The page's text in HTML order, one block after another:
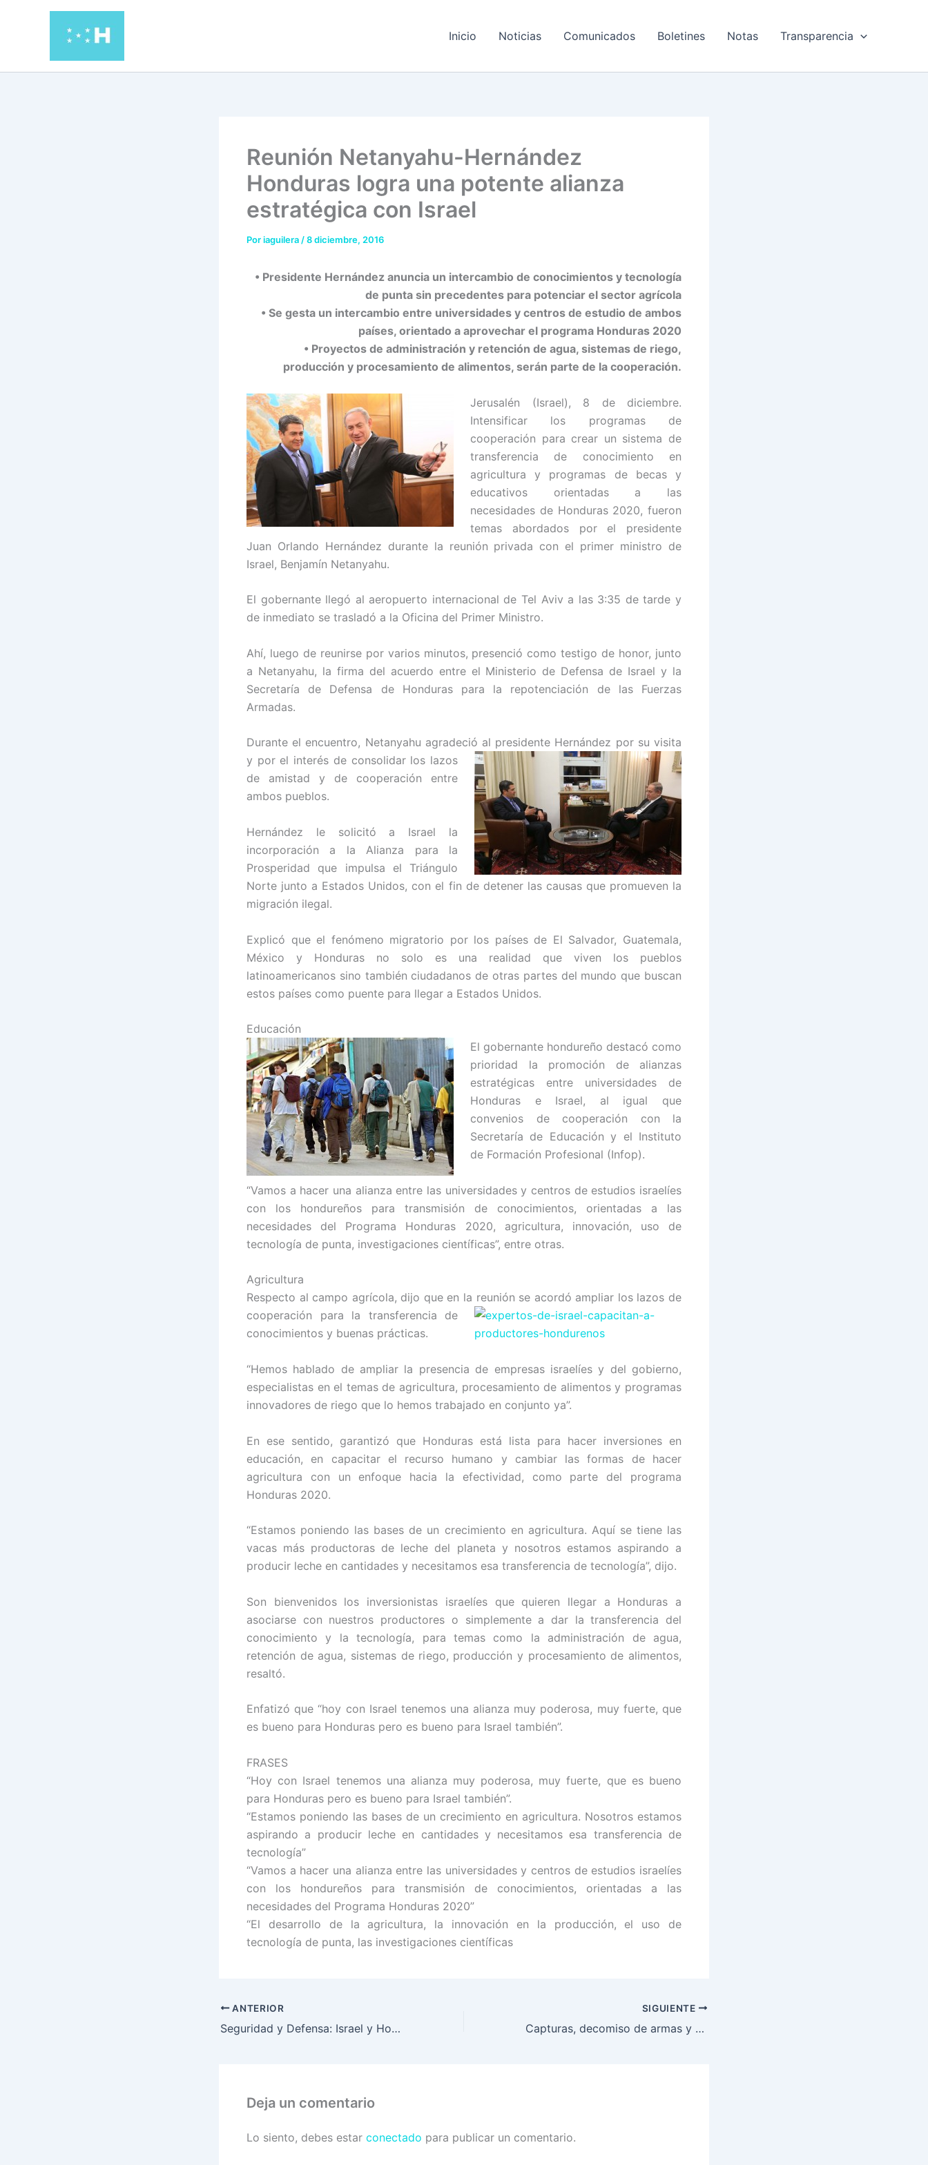
Inicio Noticias Comunicados Boletines Notas Transparencia
Reunión Netanyahu-Hernández
Honduras logra una potente alianza
estratégica con Israel
Poriaguilera /8 diciembre, 2016
• Presidente Hernández anuncia un intercambio de conocimientos y tecnología
de punta sin precedentes para potenciar el sector agrícola
• Se gesta un intercambio entre universidades y centros de estudio de ambos
países, orientado a aprovechar el programa Honduras 2020
• Proyectos de administración y retención de agua, sistemas de riego,
producción y procesamiento de alimentos, serán parte de la cooperación.
Jerusalén (Israel), 8 de diciembre.
Intensificar los programas de
cooperación para crear un sistema de
transferencia de conocimiento en
agricultura y programas de becas y
educativos orientadas a las
necesidades de Honduras 2020, fueron
temas abordados por el presidente
Juan Orlando Hernández durante la reunión privada con el primer ministro de
Israel, Benjamín Netanyahu.
El gobernante llegó al aeropuerto internacional de Tel Aviv a las 3:35 de tarde y
de inmediato se trasladó a la Oficina del Primer Ministro.
Ahí, luego de reunirse por varios minutos, presenció como testigo de honor, junto
a Netanyahu, la firma del acuerdo entre el Ministerio de Defensa de Israel y la
Secretaría de Defensa de Honduras para la repotenciación de las Fuerzas
Armadas.
Durante el encuentro, Netanyahu agradeció al presidente Hernández por su visita
y por el interés de consolidar los lazos
de amistad y de cooperación entre
ambos pueblos.
Hernández le solicitó a Israel la
incorporación a la Alianza para la
Prosperidad que impulsa el Triángulo
Norte junto a Estados Unidos, con el fin de detener las causas que promueven la
migración ilegal.
Explicó que el fenómeno migratorio por los países de El Salvador, Guatemala,
México y Honduras no solo es una realidad que viven los pueblos
latinoamericanos sino también ciudadanos de otras partes del mundo que buscan
estos países como puente para llegar a Estados Unidos.
Educación
El gobernante hondureño destacó como
prioridad la promoción de alianzas
estratégicas entre universidades de
Honduras e Israel, al igual que
convenios de cooperación con la
Secretaría de Educación y el Instituto
de Formación Profesional (Infop).
“Vamos a hacer una alianza entre las universidades y centros de estudios israelíes
con los hondureños para transmisión de conocimientos, orientadas a las
necesidades del Programa Honduras 2020, agricultura, innovación, uso de
tecnología de punta, investigaciones científicas”, entre otras.
Agricultura
Respecto al campo agrícola, dijo que en la reunión se acordó ampliar los lazos de
cooperación para la transferencia de
conocimientos y buenas prácticas.
“Hemos hablado de ampliar la presencia de empresas israelíes y del gobierno,
especialistas en el temas de agricultura, procesamiento de alimentos y programas
innovadores de riego que lo hemos trabajado en conjunto ya”.
En ese sentido, garantizó que Honduras está lista para hacer inversiones en
educación, en capacitar el recurso humano y cambiar las formas de hacer
agricultura con un enfoque hacia la efectividad, como parte del programa
Honduras 2020.
“Estamos poniendo las bases de un crecimiento en agricultura. Aquí se tiene las
vacas más productoras de leche del planeta y nosotros estamos aspirando a
producir leche en cantidades y necesitamos esa transferencia de tecnología”, dijo.
Son bienvenidos los inversionistas israelíes que quieren llegar a Honduras a
asociarse con nuestros productores o simplemente a dar la transferencia del
conocimiento y la tecnología, para temas como la administración de agua,
retención de agua, sistemas de riego, producción y procesamiento de alimentos,
resaltó.
Enfatizó que “hoy con Israel tenemos una alianza muy poderosa, muy fuerte, que
es bueno para Honduras pero es bueno para Israel también”.
FRASES
“Hoy con Israel tenemos una alianza muy poderosa, muy fuerte, que es bueno
para Honduras pero es bueno para Israel también”.
“Estamos poniendo las bases de un crecimiento en agricultura. Nosotros estamos
aspirando a producir leche en cantidades y necesitamos esa transferencia de
tecnología”
“Vamos a hacer una alianza entre las universidades y centros de estudios israelíes
con los hondureños para transmisión de conocimientos, orientadas a las
necesidades del Programa Honduras 2020”
“El desarrollo de la agricultura, la innovación en la producción, el uso de
tecnología de punta, las investigaciones científicas
ANTERIOR
Seguridad y Defensa: Israel y Honduras suscriben acuerdo para potenciar las Fuerzas Armadas
SIGUIENTE
Capturas, decomiso de armas y drogas deja operación Navidad 2016
Deja un comentario
Lo siento, debes estar conectado para publicar un comentario.